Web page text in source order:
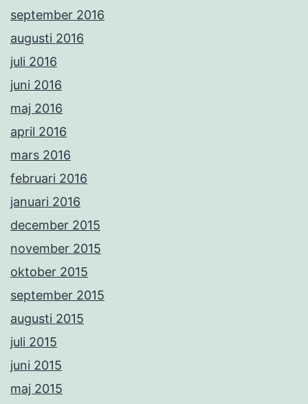
september 2016
augusti 2016
juli 2016
juni 2016
maj 2016
april 2016
mars 2016
februari 2016
januari 2016
december 2015
november 2015
oktober 2015
september 2015
augusti 2015
juli 2015
juni 2015
maj 2015